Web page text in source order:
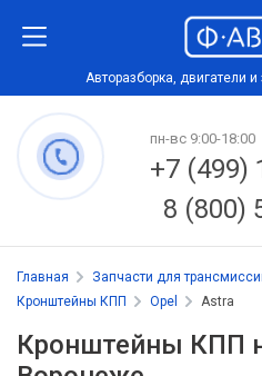
Авторазборка, двигатели
пн-вс 9:00-18:00
+7 (499)
8 (800)
Главная Запчасти для
Кронштейны КПП
Opel Astra
Кронштейны КПП